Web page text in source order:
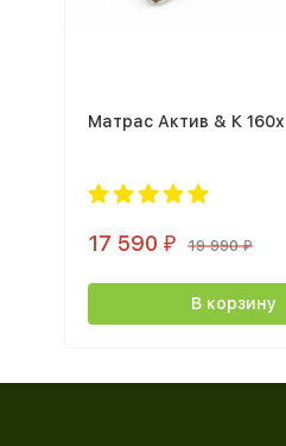
Матрас Актив & К
17 590 ₽ 19 990₽
В корзину